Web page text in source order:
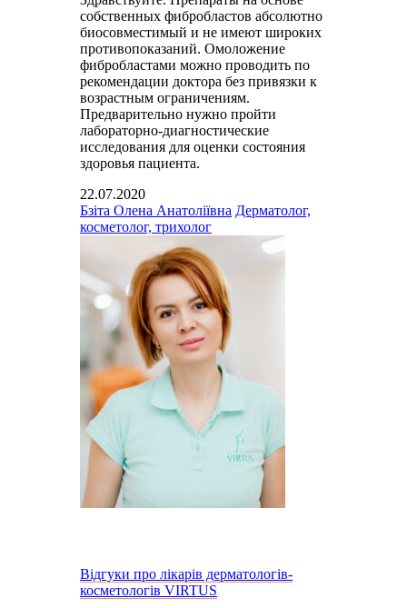
собственных фибробластов абсолютно
биосовместимый и не имеют широких
противопоказаний. Омоложение
фибробластами можно проводить по
рекомендации доктора без привязки к
возрастным ограничениям.
Предварительно нужно пройти
лабораторно-диагностические
исследования для оценки состояния
здоровья пациента.
22.07.2020
Бзіта Олена Анатоліївна Дерматолог,
косметолог, трихолог
Відгуки про лікарів дерматологів-
косметологів VIRTUS